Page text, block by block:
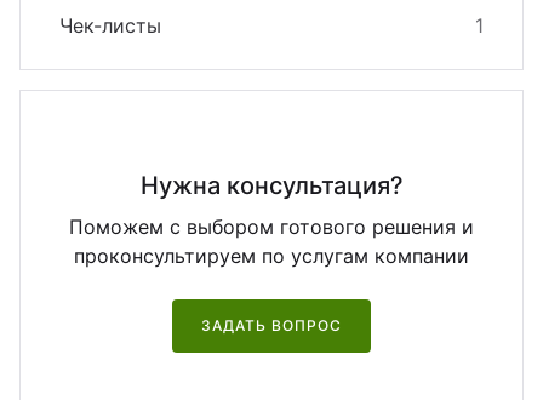
Чек-листы
1
Нужна консультация?
Поможем с выбором готового решения и
проконсультируем по услугам компании
ЗАДАТЬ ВОПРОС